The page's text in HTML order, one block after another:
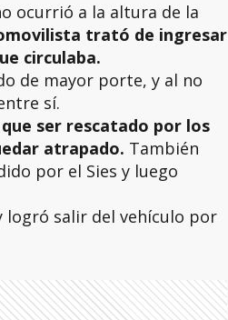
ocurrió a la altura de la
trató de ingresar
circulaba.
de mayor porte, y al no
sí.
ser rescatado por los
atrapado. También
por el Sies y luego
logró salir del vehículo por